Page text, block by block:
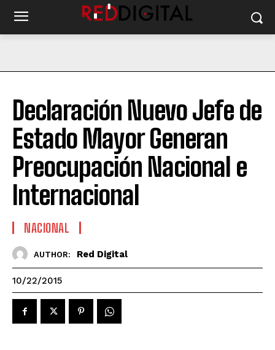
Declaración Nuevo Jefe de
Estado Mayor Generan
Preocupación Nacional e
Internacional
NACIONAL
AUTHOR: Red Digital
10/22/2015